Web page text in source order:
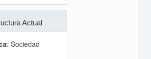
Actual
: Sociedad